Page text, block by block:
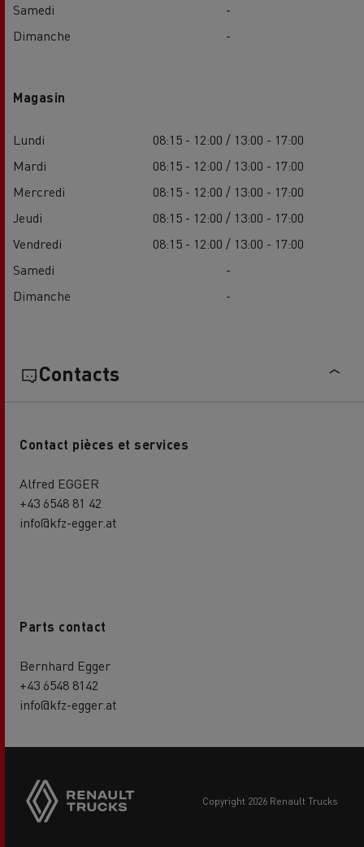
Samedi
-
Dimanche
-
Magasin
Lundi
08:15 - 12:00 / 13:00 - 17:00
Mardi
08:15 - 12:00 / 13:00 - 17:00
Mercredi
08:15 - 12:00 / 13:00 - 17:00
Jeudi
08:15 - 12:00 / 13:00 - 17:00
Vendredi
08:15 - 12:00 / 13:00 - 17:00
Samedi
-
Dimanche
-
Contacts
Contact pièces et services
Alfred EGGER
+43 6548 81 42
info@kfz-egger.at
Parts contact
Bernhard Egger
+43 6548 8142
info@kfz-egger.at
buttons
copyright 2026 Renault Trucks